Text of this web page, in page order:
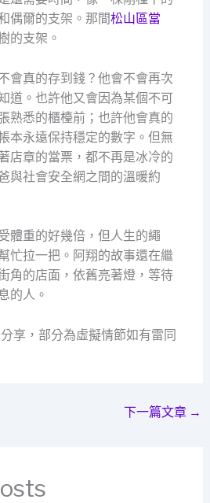
偶爾的支架。那間松山區當
的支架。
會真的存到錢？他會不會再次
道。也許他又會因為某個不可
熟悉的櫃檯前；也許他會真的
本永遠保持穩定的數字。但無
店章的當票，都不再是冰冷的
與社會安全網之間的溫暖約
體重的好幾倍，但人生的繩
忙拉一把。阿翔的故事還在繼
角的店面，依舊亮著燈，等待
的人。
享，部分為虛擬情節如有雷同
下一篇文章 →